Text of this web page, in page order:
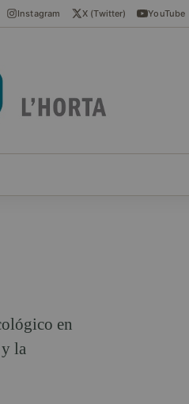
Instagram X (Twitter) YouTube
en
la